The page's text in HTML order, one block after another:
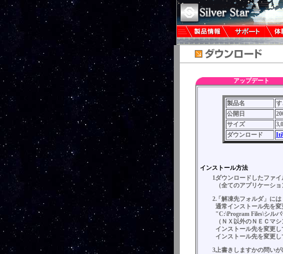
アップデート
製品名
公開日
サイズ
ダウンロード
インストール方法
ダウンロードしたファイ
（全てのアプリケーシ
「解凍先フォルダ」には
通常インストール先を
"C:\Program Files\シル
（ＮＸ以外のＮＥＣマ
インストール先を変更
インストール先を変更
上書きしますかの問いが